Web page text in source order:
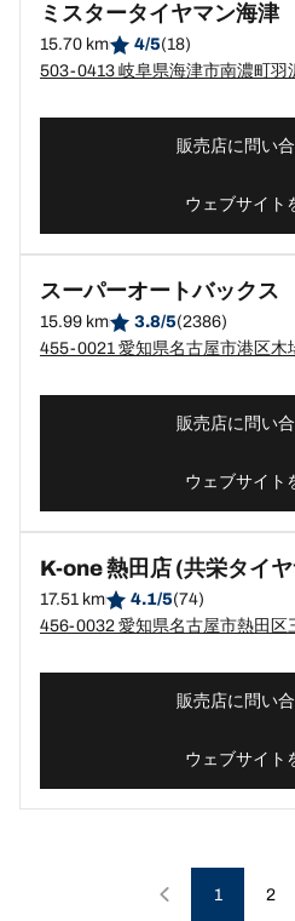
ミスタータイヤマン海津
15.70 km 4/5(18)
503-0413 岐阜県海津市南濃町羽
販売店に問い
ウェブサイト
スーパーオートバック
15.99 km 3.8/5(2386)
455-0021 愛知県名古屋市港区木
販売店に問い
ウェブサイト
K-one 熱田店 (共栄タイ
17.51 km 4.1/5(74)
456-0032 愛知県名古屋市熱田区
販売店に問い
ウェブサイト
1 2